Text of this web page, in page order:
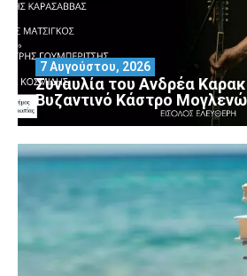
Συναυλία του Ανδρέα
Βυζαντινό Κάστρο
7 Αυγούστου, 2026